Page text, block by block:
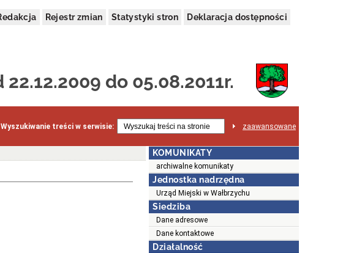
Rejestr zmian Statystyki stron Deklaracja dostępności
do 05.08.2011r.
Wyszukiwanie treści w serwisie: zaawansowane
KOMUNIKATY
archiwalne komunikaty
Jednostka nadrzędna
Urząd Miejski w Wałbrzychu
Siedziba
Dane adresowe
Dane kontaktowe
Działalność